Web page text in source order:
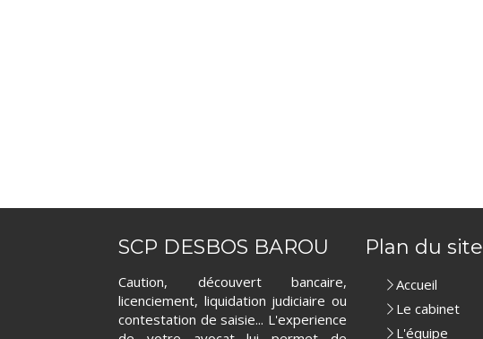
SCP DESBOS BAROU
Caution, découvert bancaire,
licenciement, liquidation judiciaire ou
contestation de saisie... L'experience
Plan du site
Accueil
Le cabinet
L'équipe